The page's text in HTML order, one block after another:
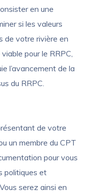
en une
si les valeurs
de votre rivière en
pour le RRPC,
l’avancement de la
du RRPC.
de votre
un membre du CPT
pour vous
politiques et
serez ainsi en